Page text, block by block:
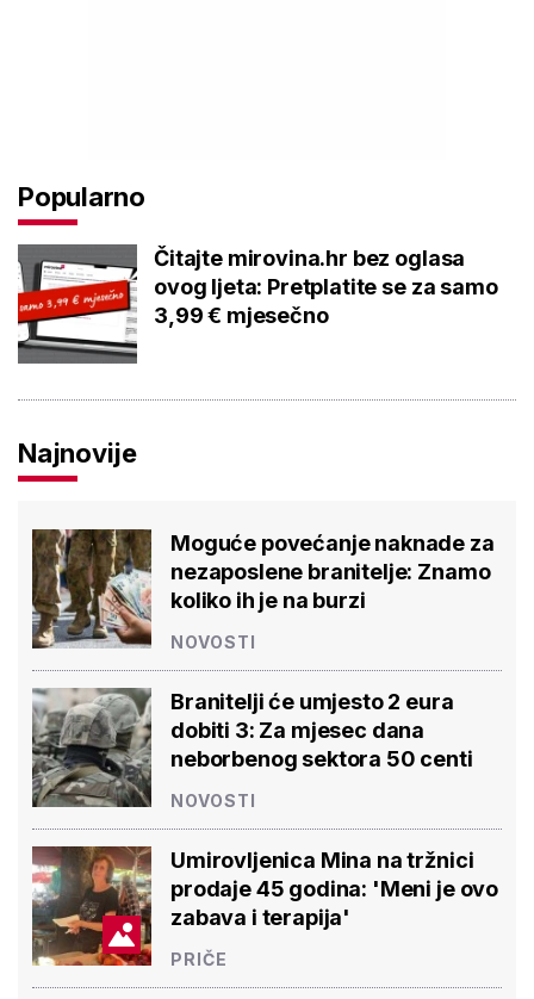
Popularno
Čitajte mirovina.hr bez oglasa
ovog ljeta: Pretplatite se za samo
3,99 € mjesečno
Najnovije
Moguće povećanje naknade za
nezaposlene branitelje: Znamo
koliko ih je na burzi
NOVOSTI
Branitelji će umjesto 2 eura
dobiti 3: Za mjesec dana
neborbenog sektora 50 centi
NOVOSTI
Umirovljenica Mina na tržnici
prodaje 45 godina: 'Meni je ovo
zabava i terapija'
PRIČE